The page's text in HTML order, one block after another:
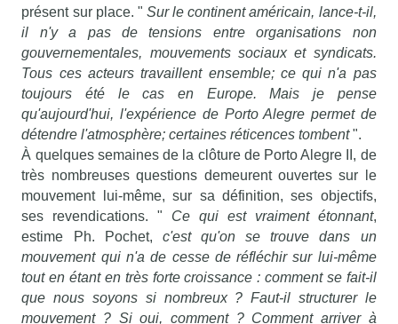
présent sur place. " Sur le continent américain, lance-t-il,
il n'y a pas de tensions entre organisations non
gouvernementales, mouvements sociaux et syndicats.
Tous ces acteurs travaillent ensemble; ce qui n'a pas
toujours été le cas en Europe. Mais je pense
qu'aujourd'hui, l'expérience de Porto Alegre permet de
détendre l'atmosphère; certaines réticences tombent".
À quelques semaines de la clôture de Porto Alegre II, de
très nombreuses questions demeurent ouvertes sur le
mouvement lui-même, sur sa définition, ses objectifs,
ses revendications. " Ce qui est vraiment étonnant,
estime Ph. Pochet, c'est qu'on se trouve dans un
mouvement qui n'a de cesse de réfléchir sur lui-même
tout en étant en très forte croissance : comment se fait-il
que nous soyons si nombreux ? Faut-il structurer le
mouvement ? Si oui, comment ? Comment arriver à